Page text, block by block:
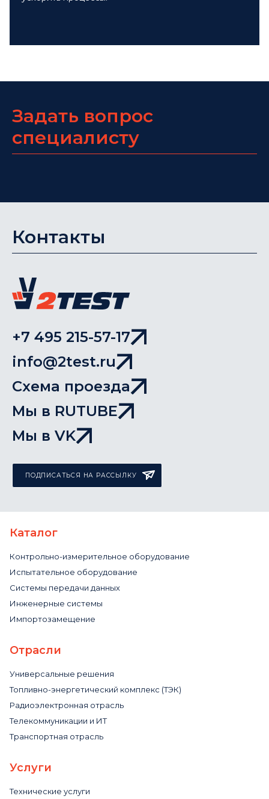
Задать вопрос
специалисту
Контакты
+7 495 215-57-17
info@2test.ru
Схема проезда
Мы в RUTUBE
Мы в VK
ПОДПИСАТЬСЯ НА РАССЫЛКУ
Каталог
Контрольно-измерительное оборудование
Испытательное оборудование
Системы передачи данных
Инженерные системы
Импортозамещение
Отрасли
Универсальные решения
Топливно-энергетический комплекс (ТЭК)
Радиоэлектронная отрасль
Телекоммуникации и ИТ
Транспортная отрасль
Услуги
Технические услуги